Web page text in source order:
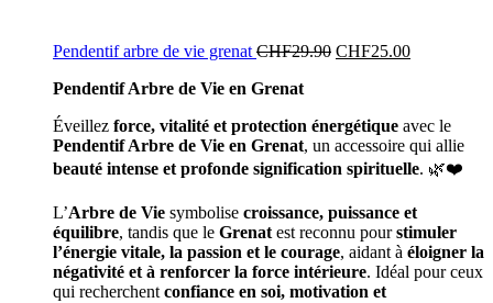
Pendentif arbre de vie grenat CHF29.90 CHF25.00
Pendentif Arbre de Vie en Grenat
Éveillez force, vitalité et protection énergétique avec le
Pendentif Arbre de Vie en Grenat, un accessoire qui allie
beauté intense et profonde signification spirituelle. 🌿❤️
L’Arbre de Vie symbolise croissance, puissance et
équilibre, tandis que le Grenat est reconnu pourstimuler
l’énergie vitale, la passion et le courage, aidant à éloigner la
négativité et à renforcer la force intérieure. Idéal pour ceux
qui recherchent confiance en soi, motivation et